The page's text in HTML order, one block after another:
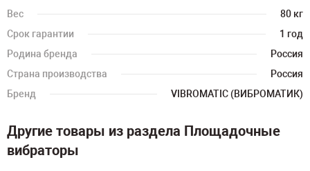
Вес
80 кг
Срок гарантии
1 год
Родина бренда
Россия
Страна производства
Россия
Бренд
VIBROMATIC (ВИБРОМАТИК)
Другие товары из раздела Площадочные
вибраторы